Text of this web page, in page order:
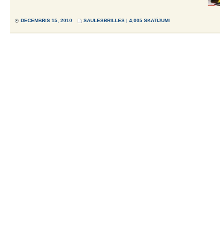
DECEMBRIS 15, 2010 SAULESBRILLES | 4,005 SKATĪJUMI